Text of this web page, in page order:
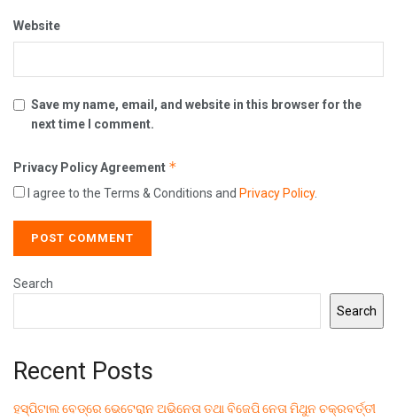
Website
Save my name, email, and website in this browser for the
next time I comment.
Privacy Policy Agreement *
I agree to the Terms & Conditions and Privacy Policy.
Search
Search
Recent Posts
ହସ୍ପିଟାଲ ବେଡ୍‌ରେ ଭେଟେରାନ ଅଭିନେତା ତଥା ବିଜେପି ନେତା ମିଥୁନ ଚକ୍ରବର୍ତ୍ତୀ